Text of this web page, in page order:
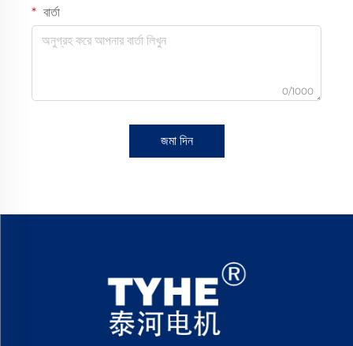
বার্তা
0/1000
জমা দিন